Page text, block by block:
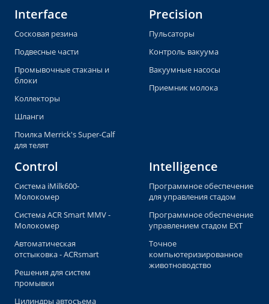
Interface
Сосковая резина
Подвесные части
Промывочные стаканы и
блоки
Коллекторы
Шланги
Поилка Merrick's Super-Calf
для телят
Precision
Пульсаторы
Контроль вакуума
Вакуумные насосы
Приемник молока
Control
Система iMilk600-
Молокомер
Система ACR Smart MMV -
Молокомер
Автоматическая
отстыковка - ACRsmart
Решения для систем
промывки
Цилиндры автосъема
Intelligence
Программное обеспечение
для управления стадом
Программное обеспечение
управлением стадом EXT
Точное
компьютеризированное
животноводство